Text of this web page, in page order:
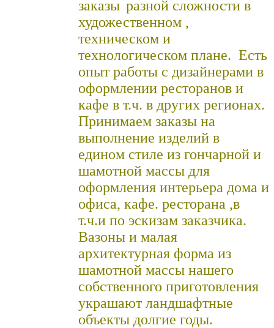
заказы разной сложности в
художественном ,
техническом и
технологическом плане. Есть
опыт работы с дизайнерами в
оформлении ресторанов и
кафе в т.ч. в других регионах.
Принимаем заказы на
выполнение изделий в
едином стиле из гончарной и
шамотной массы для
оформления интерьера дома и
офиса, кафе. ресторана ,в
т.ч.и по эскизам заказчика.
Вазоны и малая
архитектурная форма из
шамотной массы нашего
собственного приготовления
украшают ландшафтные
объекты долгие годы.